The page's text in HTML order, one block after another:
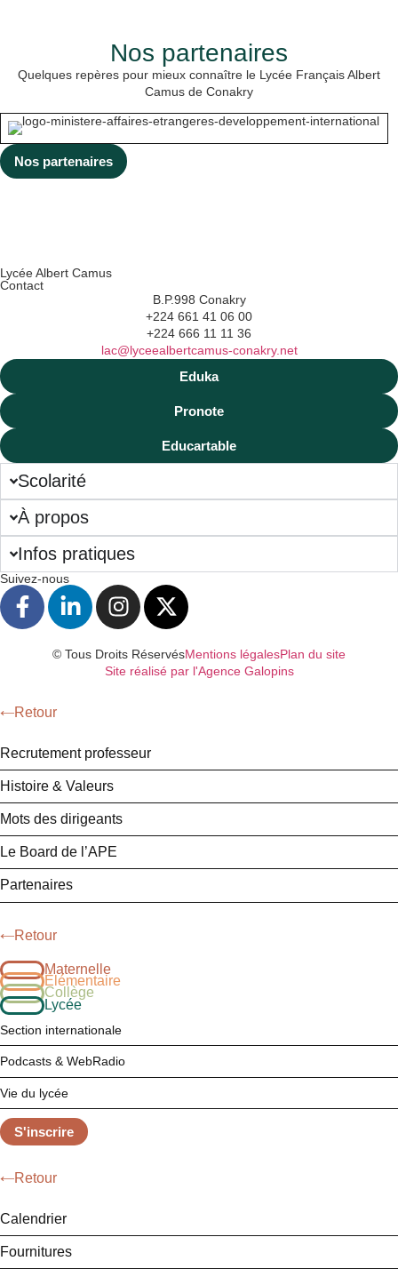
RINGUEDE, professeur
de SVT, plusieurs
cœurs ont été réalisés
Nos partenaires
Quelques repères pour mieux connaître le Lycée Français Albert
Camus de Conakry
Nos partenaires
Lycée Albert Camus
Contact
B.P.998 Conakry
+224 661 41 06 00
+224 666 11 11 36
lac@lyceealbertcamus-conakry.net
Eduka
Pronote
Educartable
Scolarité
À propos
Infos pratiques
Suivez-nous
© Tous Droits RéservésMentions légalesPlan du site
Site réalisé par l'Agence Galopins
Retour
Recrutement professeur
Histoire & Valeurs
Mots des dirigeants
Le Board de l’APE
Partenaires
Retour
Maternelle
Élémentaire
Collège
Lycée
Section internationale
Podcasts & WebRadio
Vie du lycée
S'inscrire
Retour
Calendrier
Fournitures